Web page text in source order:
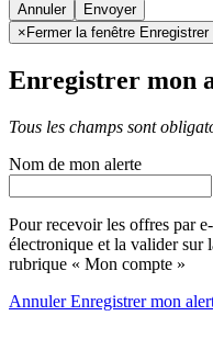
Annuler
× Fermer la fenêtre
Enregistrer mon
Tous les champs sont
Nom de mon alerte
Pour recevoir les offres par
électronique et la valider sur
rubrique « Mon compte »
AnnulerEnregistrer mon